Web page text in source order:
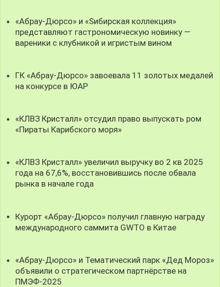
«Абрау-Дюрсо» и «Sибирская коллекция»
представляют гастрономическую новинку —
вареники с клубникой и игристым вином
ГК «Абрау-Дюрсо» завоевала 11 золотых медалей
на конкурсе в ЮАР
«КЛВЗ Кристалл» отсудил право выпускать ром
«Пираты Карибского моря»
«КЛВЗ Кристалл» увеличил выручку во 2 кв 2025
года на 67,6%, восстановившись после обвала
рынка в начале года
Курорт «Абрау-Дюрсо» получил главную награду
международного саммита GWTO в Китае
«Абрау-Дюрсо» и Тематический парк «Дед Мороз»
объявили о стратегическом партнёрстве на
ПМЭФ-2025